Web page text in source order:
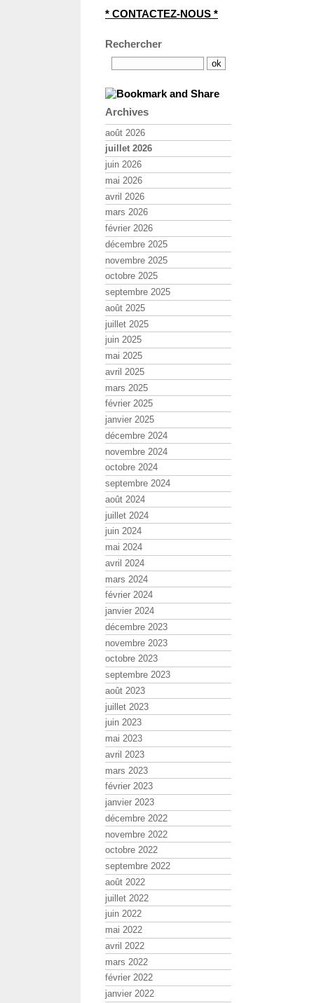
* CONTACTEZ-NOUS *
Rechercher
Archives
août 2026
juillet 2026
juin 2026
mai 2026
avril 2026
mars 2026
février 2026
décembre 2025
novembre 2025
octobre 2025
septembre 2025
août 2025
juillet 2025
juin 2025
mai 2025
avril 2025
mars 2025
février 2025
janvier 2025
décembre 2024
novembre 2024
octobre 2024
septembre 2024
août 2024
juillet 2024
juin 2024
mai 2024
avril 2024
mars 2024
février 2024
janvier 2024
décembre 2023
novembre 2023
octobre 2023
septembre 2023
août 2023
juillet 2023
juin 2023
mai 2023
avril 2023
mars 2023
février 2023
janvier 2023
décembre 2022
novembre 2022
octobre 2022
septembre 2022
août 2022
juillet 2022
juin 2022
mai 2022
avril 2022
mars 2022
février 2022
janvier 2022